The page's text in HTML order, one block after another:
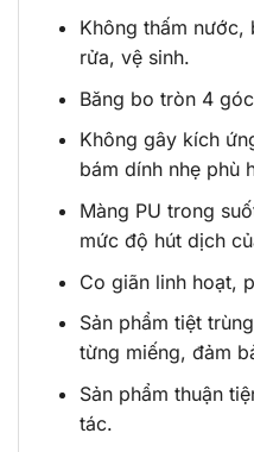
Không thấm nước,
rửa, vệ sinh.
Băng bo tròn 4
Không gây kích
bám dính nhẹ phù
Màng PU trong
mức độ hút dịch
Co giãn linh hoạt,
Sản phẩm tiệt
từng miếng, đảm
Sản phẩm thuận
tác.